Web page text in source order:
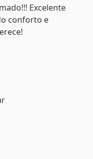
Excelente
conforto e